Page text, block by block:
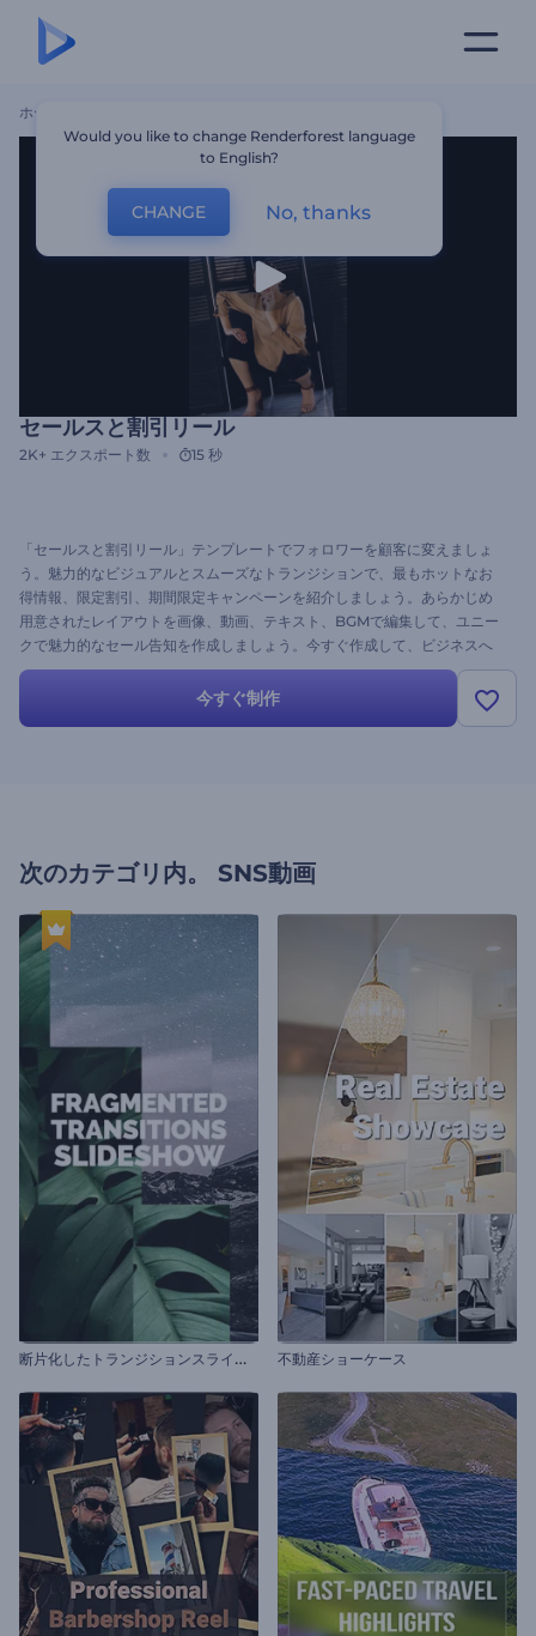
ホーム
セールスと割引リール
2K+ エクスポート数 15 秒
「セールスと割引リール」テンプレートでフォロワーを顧客に変えましょ
う。魅力的なビジュアルとスムーズなトランジションで、最もホットなお
得情報、限定割引、期間限定キャンペーンを紹介しましょう。あらかじめ
用意されたレイアウトを画像、動画、テキスト、BGMで編集して、ユニー
クで魅力的なセール告知を作成しましょう。今すぐ作成して、ビジネスへ
のトラフィックを増やしましょう！
今すぐ制作
次のカテゴリ内。 SNS動画
断
片化したトランジションスライドショー 不動産ショーケース
Would you like to change Renderforest language
to English?
CHANGE No, thanks